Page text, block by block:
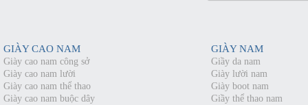
GIÀY CAO NAM
Giày cao nam công sở
Giày cao nam lười
Giày cao nam thể thao
Giày cao nam buộc dây
GIÀY NAM
Giầy da nam
Giày lười nam
Giày boot nam
Giầy thể thao nam